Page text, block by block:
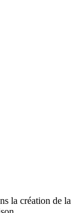
la création de la